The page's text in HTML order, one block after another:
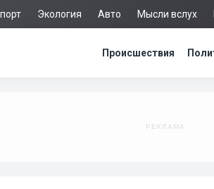
Экология Авто Мысли вслух
Происшествия